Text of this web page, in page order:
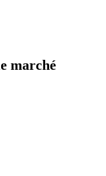
marché